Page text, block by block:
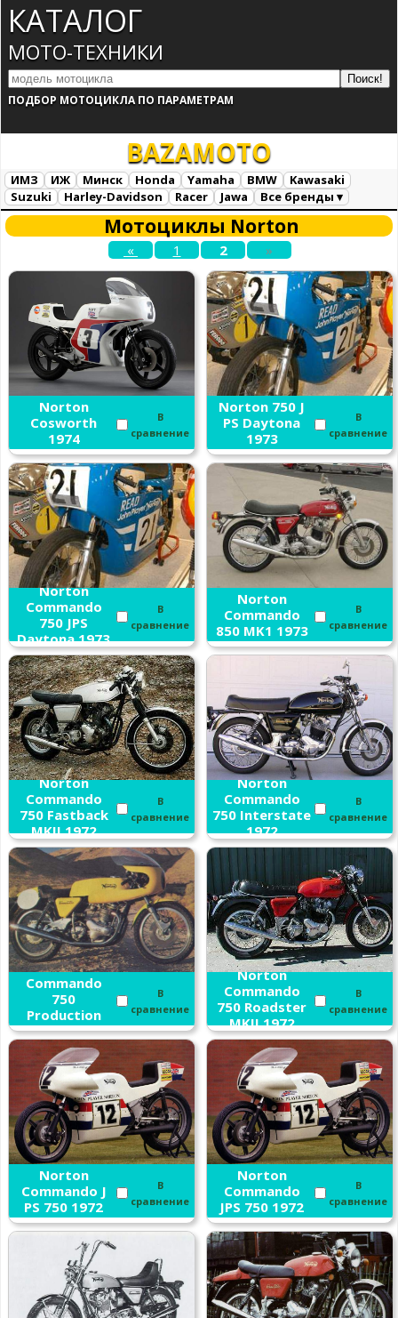
КАТАЛОГ
МОТО-ТЕХНИКИ
ПОДБОР МОТОЦИКЛА ПО ПАРАМЕТРАМ
BAZAMOTO
ИМЗ ИЖ Минск Honda Yamaha BMW
Kawasaki
Suzuki
Harley-Davidson Racer Jawa
Все бренды ▾
Все марки
Загрузка...
Мотоциклы Norton
« 1 2 »
Norton
Cosworth
1974
В
сравнение
Norton 750 J
PS Daytona
1973
В
сравнение
Norton
Commando
750 JPS
Daytona 1973
В
сравнение
Norton
Commando
850 MK1 1973
В
сравнение
Norton
Commando
750 Fastback
MKII 1972
В
сравнение
Norton
Commando
750 Interstate
1972
В
сравнение
Norton
Commando
750
Production
Racer 1972
В
сравнение
Norton
Commando
750 Roadster
MKII 1972
В
сравнение
Norton
Commando J
PS 750 1972
В
сравнение
Norton
Commando
JPS 750 1972
В
сравнение